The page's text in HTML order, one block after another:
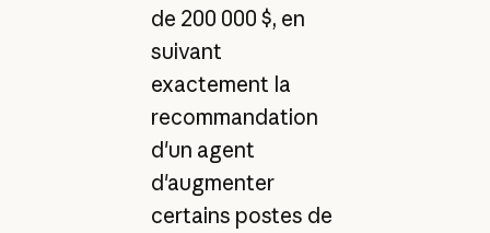
de 200 000 $, en
suivant
exactement la
recommandation
d'un agent
d'augmenter
certains postes de